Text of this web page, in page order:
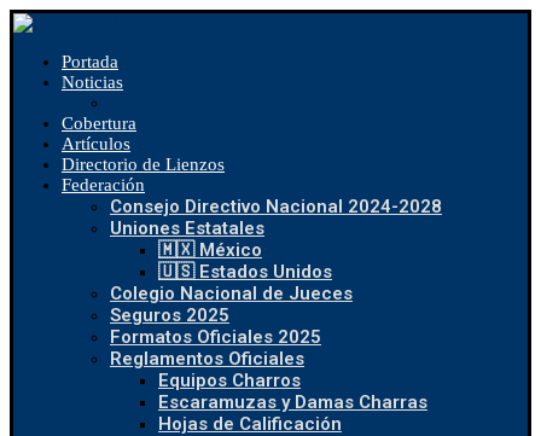
Portada
Noticias
Cobertura
Artículos
Directorio de Lienzos
Federación
Consejo Directivo Nacional 2024-2028
Uniones Estatales
🇲🇽 México
🇺🇸 Estados Unidos
Colegio Nacional de Jueces
Seguros 2025
Formatos Oficiales 2025
Reglamentos Oficiales
Equipos Charros
Escaramuzas y Damas Charras
Hojas de Calificación